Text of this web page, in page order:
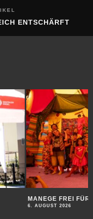
MANEGE FREI FÜR
6. AUGUST 2026